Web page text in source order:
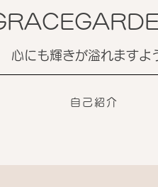
心にも輝きが溢れますよ
自己紹介